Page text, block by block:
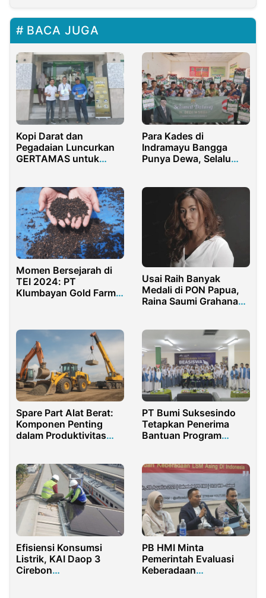
BACA JUGA
Kopi Darat dan
Pegadaian Luncurkan
GERTAMAS untuk
Para Kades di
Indramayu Bangga
Punya Dewa, Selalu
Momen Bersejarah di
TEI 2024: PT
Klumbayan Gold Farm
Usai Raih Banyak
Medali di PON Papua,
Raina Saumi Grahana
Spare Part Alat Berat:
Komponen Penting
dalam Produktivitas
PT Bumi Suksesindo
Tetapkan Penerima
Bantuan Program
Efisiensi Konsumsi
Listrik, KAI Daop 3
Cirebon
PB HMI Minta
Pemerintah Evaluasi
Keberadaan